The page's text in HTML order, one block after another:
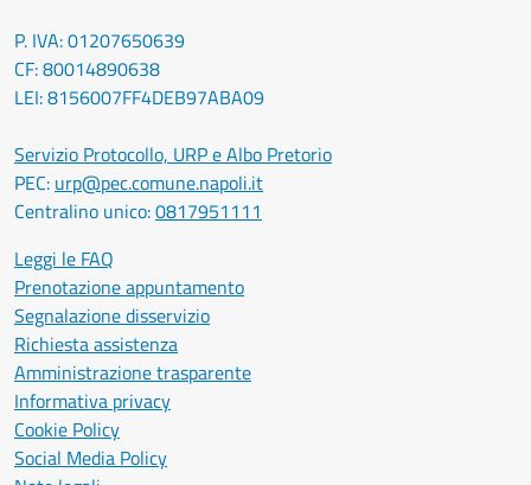
P. IVA: 01207650639
CF: 80014890638
LEI: 8156007FF4DEB97ABA09
Servizio Protocollo, URP e Albo Pretorio
PEC: urp@pec.comune.napoli.it
Centralino unico:0817951111
Leggi le FAQ
Prenotazione appuntamento
Segnalazione disservizio
Richiesta assistenza
Amministrazione trasparente
Informativa privacy
Cookie Policy
Social Media Policy